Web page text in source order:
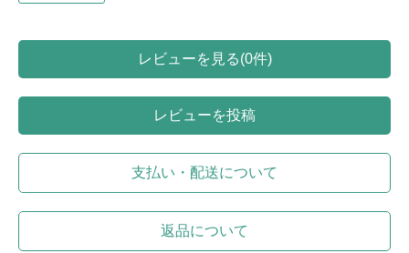
レビューを見る(0件)
レビューを投稿
支払い・配送について
返品について